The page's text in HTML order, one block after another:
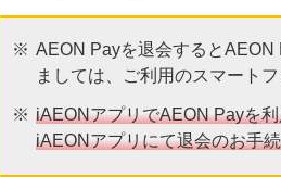
AEON Payを退会すると
ましては、ご利用のスマート
iAEONアプリでAEON Payを
iAEONアプリにて退会のお手